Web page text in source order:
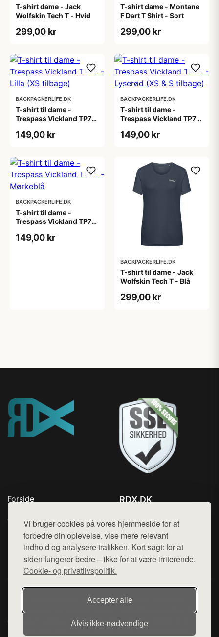
Vi bruger cookies på vores hjemmeside for at
forbedre din oplevelse, vise mere relevant
indhold og analysere trafikken. Kort sagt: for at
siden fungerer bedre – ikke for at være irriterende.
Cookie- og privatlivspolitik.
Accepter alle
Afvis ikke‑nødvendige
T-shirt dame - Jack
Wolfskin Tech T - Hvid
299,00 kr
T-shirt dame - Montane
F Dart T Shirt - Sort
299,00 kr
BACKPACKERLIFE.DK
T-shirt til dame -
Trespass Vickland TP75
149,00 kr
BACKPACKERLIFE.DK
T-shirt til dame -
Trespass Vickland TP75
tilbage)
149,00 kr
BACKPACKERLIFE.DK
T-shirt til dame -
Trespass Vickland TP75
149,00 kr
BACKPACKERLIFE.DK
T-shirt til dame - Jack
Wolfskin Tech T - Blå
299,00 kr
Forside
Top Rabatter
Blog
Kontakt
RDX.DK
Mail: hej@want.dk
Cookie- og privatlivspolitik
Denne side er en del af want.dk, der udgiver en række
hjemmesider med præsentation af forskellige produkter fra
diverse webshops. Der sælges ikke varer fra denne side - vi
henviser til de shops, som sælger varen. Vi har heller ikke